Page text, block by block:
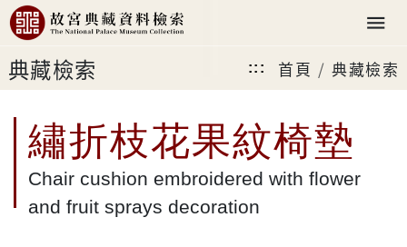
典藏檢索 ::: 首頁 典藏檢索
繡折枝花果紋椅墊
Chair cushion embroidered with flower
and fruit sprays decoration